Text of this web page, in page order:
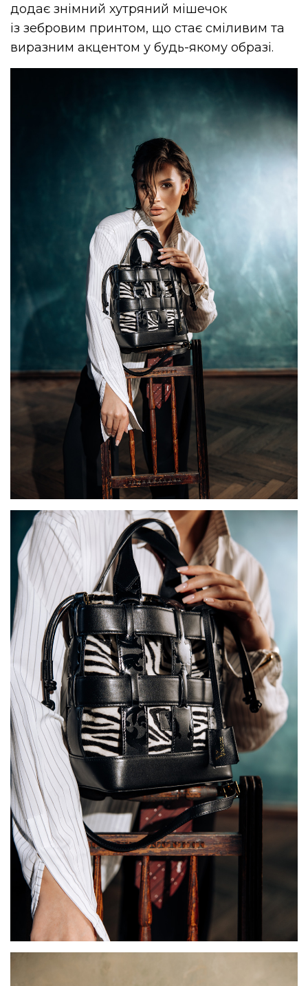
додає знімний хутряний мішечок
із зебровим принтом, що стає сміливим та
виразним акцентом у будь-якому образі.